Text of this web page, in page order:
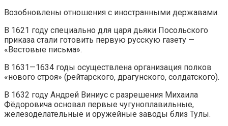
Возобновлены отношения с иностранными державами.
В 1621 году специально для царя дьяки Посольского
приказа стали готовить первую русскую газету —
«Вестовые письма».
В 1631—1634 годы осуществлена организация полков
«нового строя» (рейтарского, драгунского, солдатского).
В 1632 году Андрей Виниус с разрешения Михаила
Фёдоровича основал первые чугуноплавильные,
железоделательные и оружейные заводы близ Тулы.